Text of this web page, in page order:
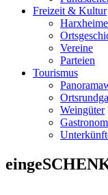
Freizeit & Kultur
Vereine
Parteien
Tourismus
Weingüter